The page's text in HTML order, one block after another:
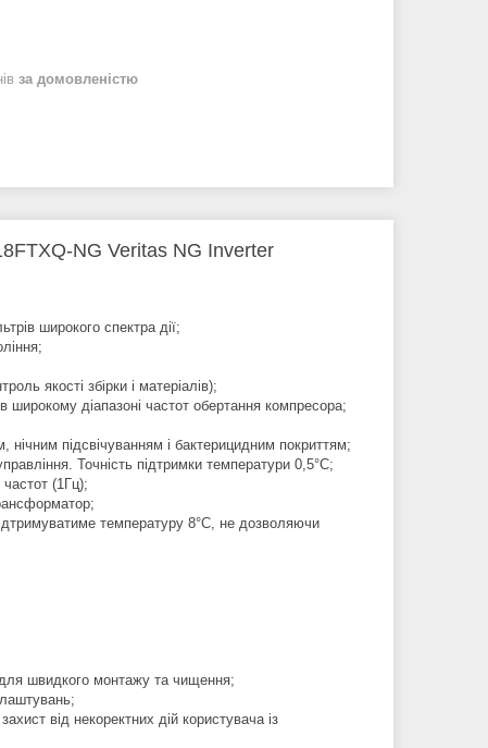
за домовленістю
NG Veritas NG Inverter
широкого спектра дії;
якості збірки і матеріалів);
широкому діапазоні частот обертання компресора;
підсвічуванням і бактерицидним покриттям;
Точність підтримки температури 0,5°С;
(1Гц);
температуру 8°С, не дозволяючи
для швидкого монтажу та чищення;
від некоректних дій користувача із